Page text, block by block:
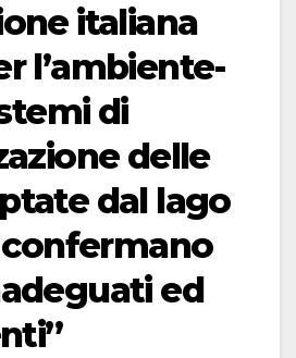
italiana
l’ambiente-
di
delle
dal lago
ed